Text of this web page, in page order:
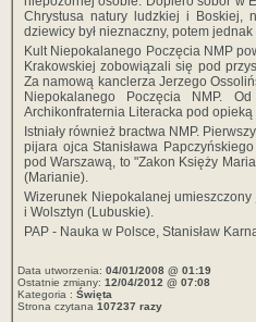
Chrystusa natury ludzkiej i Boskiej,
dziewicy był nieznaczny, potem
Kult Niepokalanego Poczęcia NMP
Krakowskiej zobowiązali się pod
Za namową kanclerza Jerzego
Niepokalanego Poczęcia NMP.
Archikonfraternia Literacka pod
Istniały również bractwa NMP.
pijara ojca Stanisława
pod Warszawą, to "Zakon Księży
(Marianie).
Wizerunek Niepokalanej
i Wolsztyn (Lubuskie).
PAP - Nauka w Polsce, Stanisław
Data utworzenia: 04/01/2008 @ 01:19
Ostatnie zmiany: 12/04/2012 @ 07:08
Kategoria : Święta
Strona czytana 107237 razy